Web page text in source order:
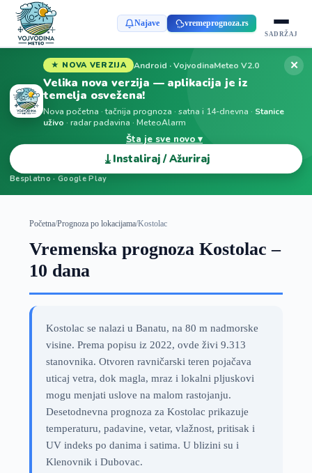
Najave vremeprognoza.rs
SADRŽAJ
★ NOVA VERZIJA Android · VojvodinaMeteo V2.0
Velika nova verzija — aplikacija je iz
temelja osvežena!
Nova početna · tačnija prognoza · satna i 14-dnevna · Stanice
uživo · radar padavina · MeteoAlarm
Šta je sve novo ▾
⤓ Instaliraj / Ažuriraj
Besplatno · Google Play
✕
Početna/Prognoza po lokacijama/Kostolac
Vremenska prognoza Kostolac –
10 dana
Kostolac se nalazi u Banatu, na 80 m nadmorske
visine. Prema popisu iz 2022, ovde živi 9.313
stanovnika. Otvoren ravničarski teren pojačava
uticaj vetra, dok magla, mraz i lokalni pljuskovi
mogu menjati uslove na malom rastojanju.
Desetodnevna prognoza za Kostolac prikazuje
temperaturu, padavine, vetar, vlažnost, pritisak i
UV indeks po danima i satima. U blizini su i
Klenovnik i Dubovac.